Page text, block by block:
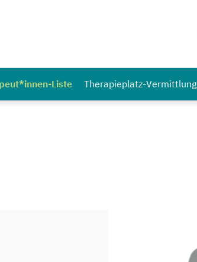
Liste Therapieplatz-Vermittlung